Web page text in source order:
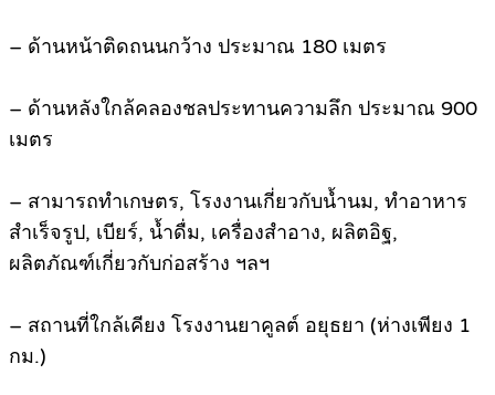
– ด้านหน้าติดถนนกว้าง ประมาณ 180 เมตร
– ด้านหลังใกล้คลองชลประทานความลึก ประมาณ 900
เมตร
– สามารถทำเกษตร, โรงงานเกี่ยวกับน้ำนม, ทำอาหาร
สำเร็จรูป, เบียร์, น้ำดื่ม, เครื่องสำอาง, ผลิตอิฐ,
ผลิตภัณฑ์เกี่ยวกับก่อสร้าง ฯลฯ
– สถานที่ใกล้เคียง โรงงานยาคูลต์ อยุธยา (ห่างเพียง 1
กม.)